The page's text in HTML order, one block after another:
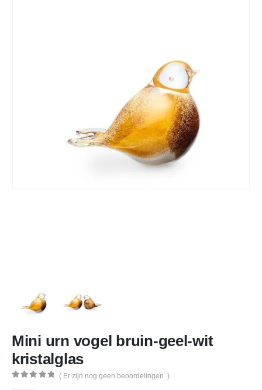
Mini urn vogel bruin-geel-wit
kristalglas
( Er zijn nog geen beoordelingen. )